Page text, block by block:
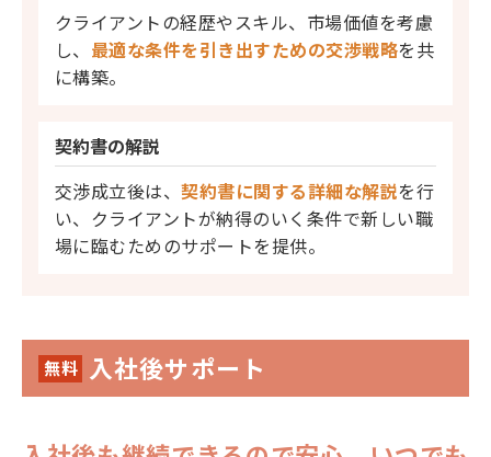
クライアントの経歴やスキル、市場価値を考慮
し、 最適な条件を引き出すための交渉戦略を共
に構築。
契約書の解説
交渉成立後は、契約書に関する詳細な解説を行
い、クライアントが納得のいく条件で新しい職
場に臨むためのサポートを提供。
無料 入社後サポート